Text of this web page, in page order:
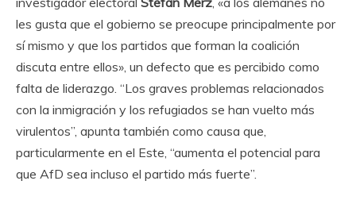
les gusta que el gobierno se preocupe principalmente por
sí mismo y que los partidos que forman la coalición
discuta entre ellos», un defecto que es percibido como
falta de liderazgo. “Los graves problemas relacionados
con la inmigración y los refugiados se han vuelto más
virulentos”, apunta también como causa que,
particularmente en el Este, “aumenta el potencial para
que AfD sea incluso el partido más fuerte”.